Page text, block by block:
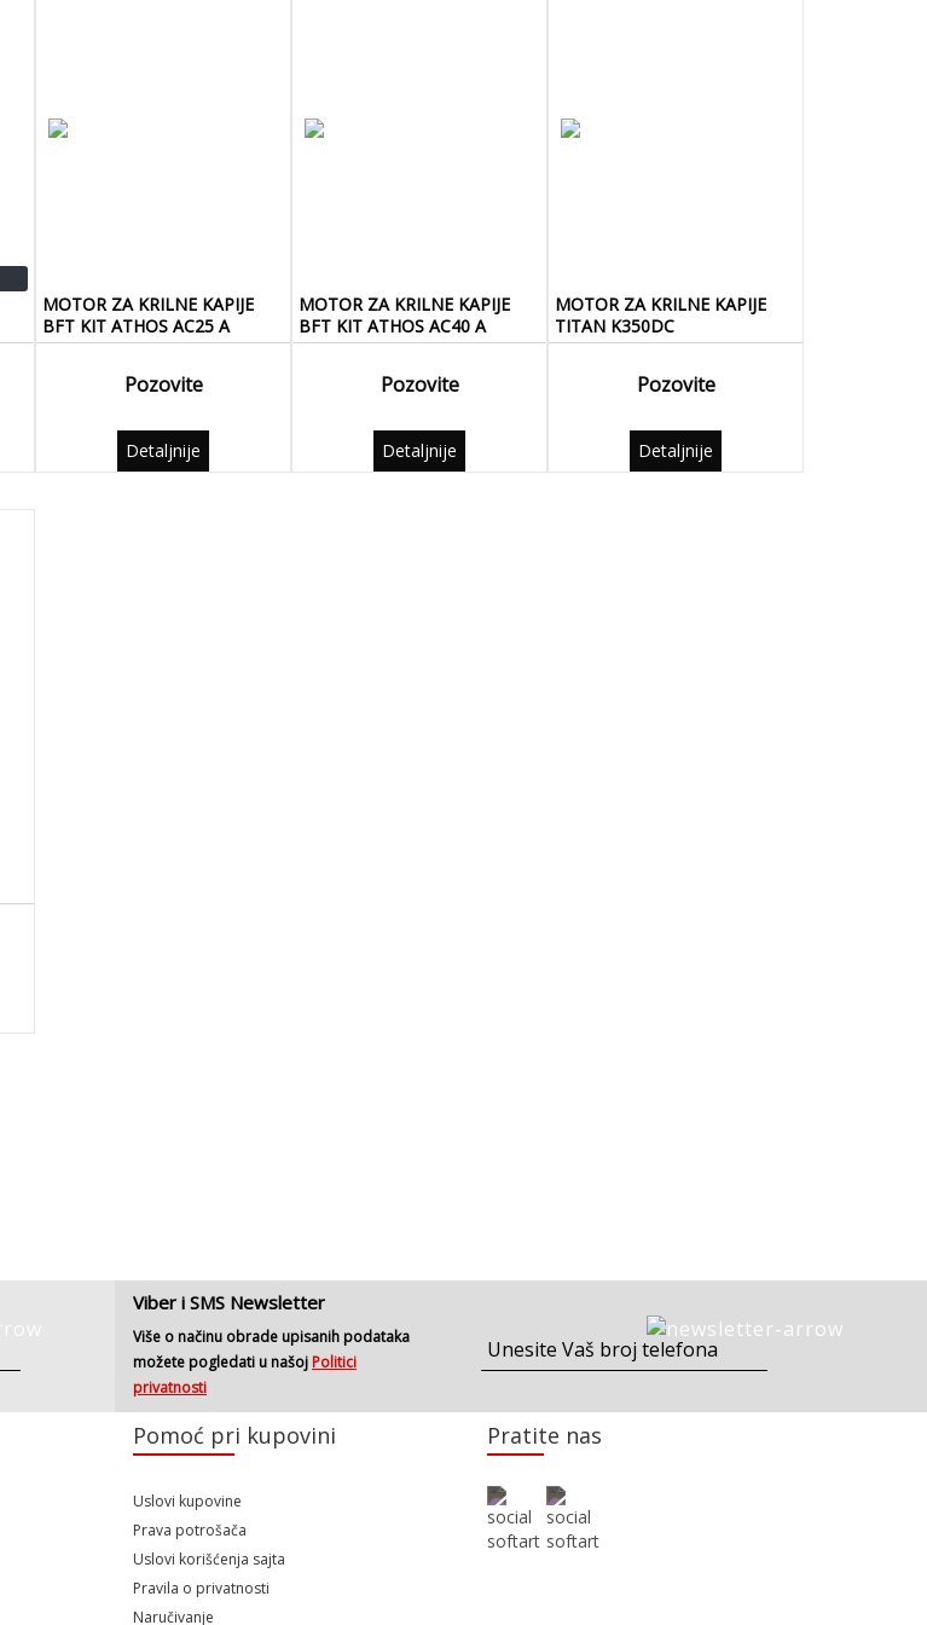
MOTOR ZA KRILNE KAPIJE
BFT KIT ATHOS AC25 A
Pozovite
Detaljnije
MOTOR ZA KRILNE KAPIJE
BFT KIT ATHOS AC40 A
Pozovite
Detaljnije
MOTOR ZA KRILNE KAPIJE
TITAN K350DC
Pozovite
Detaljnije
Viber i SMS Newsletter
Više o načinu obrade upisanih podataka
možete pogledati u našoj Politici
privatnosti
Pomoć pri kupovini
Uslovi kupovine
Prava potrošača
Uslovi korišćenja sajta
Pravila o privatnosti
Naručivanje
Pratite nas